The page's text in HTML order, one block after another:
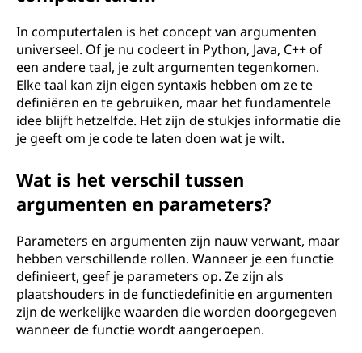
m
m
In computertalen is het concept van argumenten
universeel. Of je nu codeert in Python, Java, C++ of
een andere taal, je zult argumenten tegenkomen.
Elke taal kan zijn eigen syntaxis hebben om ze te
definiëren en te gebruiken, maar het fundamentele
idee blijft hetzelfde. Het zijn de stukjes informatie die
je geeft om je code te laten doen wat je wilt.
Wat is het verschil tussen
argumenten en parameters?
Parameters en argumenten zijn nauw verwant, maar
hebben verschillende rollen. Wanneer je een functie
definieert, geef je parameters op. Ze zijn als
plaatshouders in de functiedefinitie en argumenten
zijn de werkelijke waarden die worden doorgegeven
wanneer de functie wordt aangeroepen.